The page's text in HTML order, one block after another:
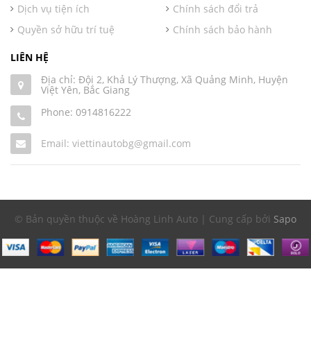
Dịch vụ tiện ích
Quyền sở hữu trí tuệ
Chính sách đổi trả
Chính sách bảo hành
LIÊN HỆ
Địa chỉ: Đội 2, Khả Lý Thượng, Xã Quảng Minh, Huyện
Việt Yên, Bắc Giang
Phone: 0914816222
Email: viettinautobg@gmail.com
© Bản quyền thuộc về Hoàng Linh Auto | Cung cấp bởi Sapo